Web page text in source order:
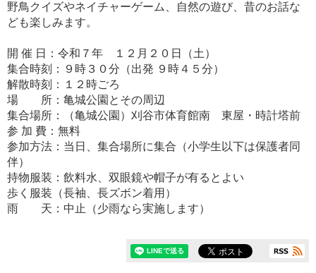
野鳥クイズやネイチャーゲーム、自然の遊び、昔のお話な
ども楽しみます。
開 催 日：令和７年 １２月２０日（土）
集合時刻：９時３０分（出発 ９時４５分）
解散時刻：１２時ごろ
場 所：亀城公園とその周辺
集合場所：（亀城公園）刈谷市体育館南 東屋・時計塔前
参 加 費：無料
参加方法：当日、集合場所に集合（小学生以下は保護者同
伴）
持物服装：飲料水、双眼鏡や帽子が有るとよい
歩く服装（長袖、長ズボン着用）
雨 天：中止（少雨なら実施します）